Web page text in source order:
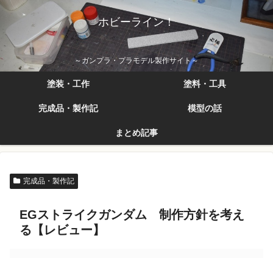
ホビーライン！
～ガンプラ・プラモデル製作サイト～
塗装・工作 塗料・工具
完成品・製作記 模型の話
まとめ記事
完成品・製作記
EGストライクガンダム 制作方針を考え
る【レビュー】